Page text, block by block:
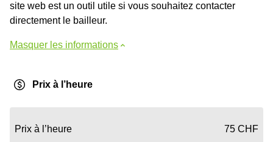
site web est un outil utile si vous souhaitez contacter
directement le bailleur.
Masquer les informations
Prix à l’heure
Prix à l’heure 75 CHF